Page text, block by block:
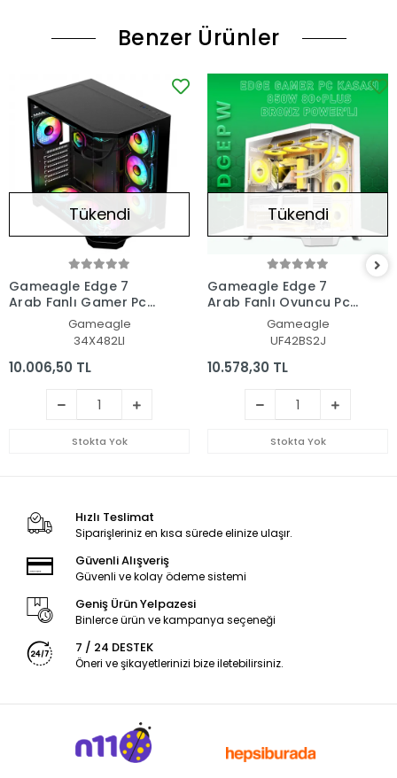
Benzer Ürünler
Tükendi
Gameagle Edge 7
Argb Fanlı Gamer Pc
Kasası 850W 80+ Plus
Bronz Modüler Power'lı
Gameagle
34X482LI
10.006,50 TL
Stokta Yok
Tükendi
Gameagle Edge 7
Argb Fanlı Oyuncu Pc
Kasası 850W 80+ Plus
Bronz Modüler Power'lı
Gameagle
UF42BS2J
10.578,30 TL
Stokta Yok
Hızlı Teslimat
Siparişleriniz en kısa sürede elinize ulaşır.
Güvenli Alışveriş
Güvenli ve kolay ödeme sistemi
Geniş Ürün Yelpazesi
Binlerce ürün ve kampanya seçeneği
7 / 24 DESTEK
Öneri ve şikayetlerinizi bize iletebilirsiniz.